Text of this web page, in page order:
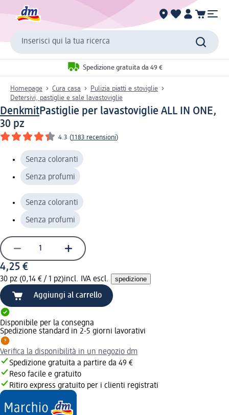
Inserisci qui la tua ricerca
Spedizione gratuita da 49 €
Homepage Cura casa
Pulizia piatti e stoviglie
Detersivi, pastiglie e sale lavastoviglie
DenkmitPastiglie per lavastoviglie ALL IN ONE,
30 pz
4.3 (1183 recensioni)
Senza coloranti
Senza profumi
Senza coloranti
Senza profumi
4,25 €
30 pz (0,14 € / 1 pz)incl. IVA escl. spedizione
Aggiungi al carrello
Disponibile per la consegna
Spedizione standard in 2-5 giorni lavorativi
Verifica la disponibilità in un negozio dm
Spedizione gratuita a partire da 49 €
Reso facile e gratuito
Ritiro express gratuito per i clienti registrati